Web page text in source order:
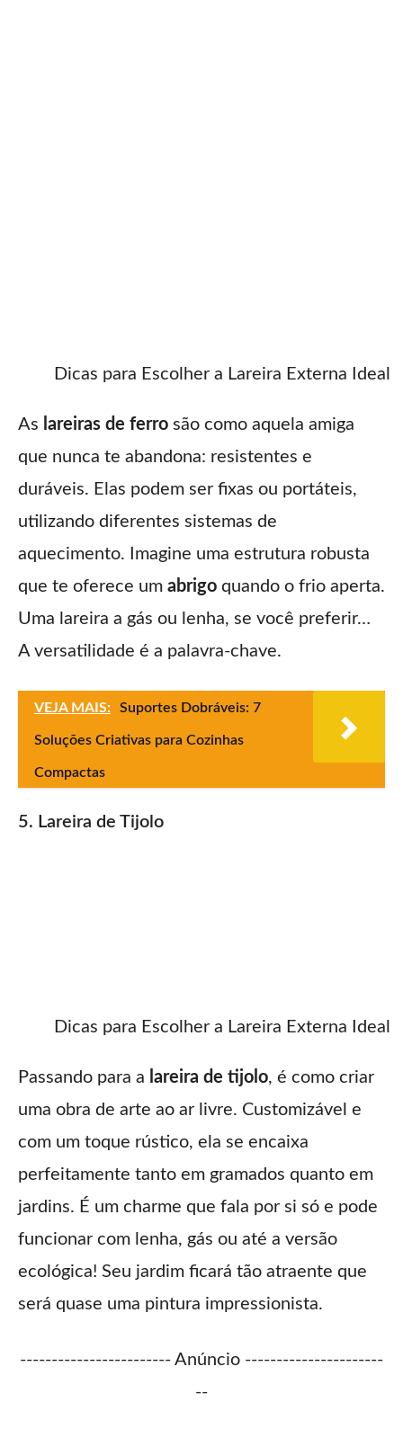
Dicas para Escolher a Lareira Externa Ideal
As lareiras de ferro são como aquela amiga
que nunca te abandona: resistentes e
duráveis. Elas podem ser fixas ou portáteis,
utilizando diferentes sistemas de
aquecimento. Imagine uma estrutura robusta
que te oferece um abrigo quando o frio aperta.
Uma lareira a gás ou lenha, se você preferir…
A versatilidade é a palavra-chave.
VEJA MAIS: Suportes Dobráveis: 7
Soluções Criativas para Cozinhas
Compactas
5. Lareira de Tijolo
Dicas para Escolher a Lareira Externa Ideal
Passando para a lareira de tijolo, é como criar
uma obra de arte ao ar livre. Customizável e
com um toque rústico, ela se encaixa
perfeitamente tanto em gramados quanto em
jardins. É um charme que fala por si só e pode
funcionar com lenha, gás ou até a versão
ecológica! Seu jardim ficará tão atraente que
será quase uma pintura impressionista.
------------------------ Anúncio ----------------------
--